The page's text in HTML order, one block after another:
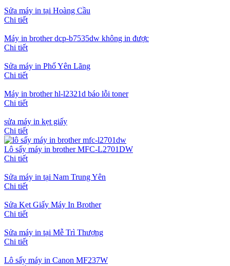
Sửa máy in tại Hoàng Cầu
Chi tiết
Máy in brother dcp-b7535dw không in được
Chi tiết
Sửa máy in Phố Yên Lãng
Chi tiết
Máy in brother hl-l2321d báo lỗi toner
Chi tiết
sửa máy in kẹt giấy
Chi tiết
Lô sấy máy in brother MFC-L2701DW
Chi tiết
Sửa máy in tại Nam Trung Yên
Chi tiết
Sửa Kẹt Giấy Máy In Brother
Chi tiết
Sửa máy in tại Mễ Trì Thượng
Chi tiết
Lô sấy máy in Canon MF237W